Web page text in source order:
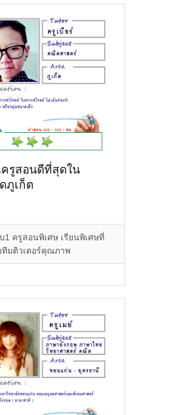
รูสอนดีที่สุดใน
ภูเก็ต
1 ครูสอนพิเศษ เรียนพิเศษที่
มติวเตอร์คุณภาพ